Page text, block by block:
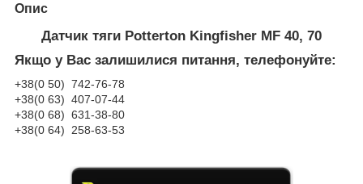
Опис
Датчик тяги Potterton Kingfisher MF 40, 70
Якщо у Вас залишилися питання, телефонуйте:
+38(0 50) 742-76-78
+38(0 63) 407-07-44
+38(0 68) 631-38-80
+38(0 64) 258-63-53